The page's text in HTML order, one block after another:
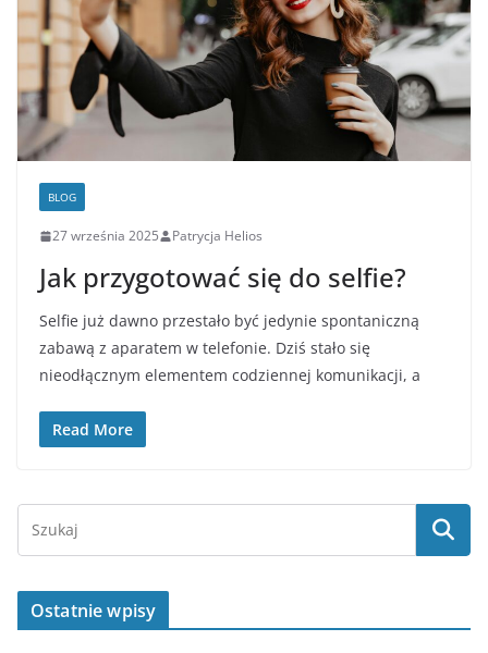
BLOG
27 września 2025 Patrycja Helios
Jak przygotować się do selfie?
Selfie już dawno przestało być jedynie spontaniczną
zabawą z aparatem w telefonie. Dziś stało się
nieodłącznym elementem codziennej komunikacji, a
Read More
Ostatnie wpisy